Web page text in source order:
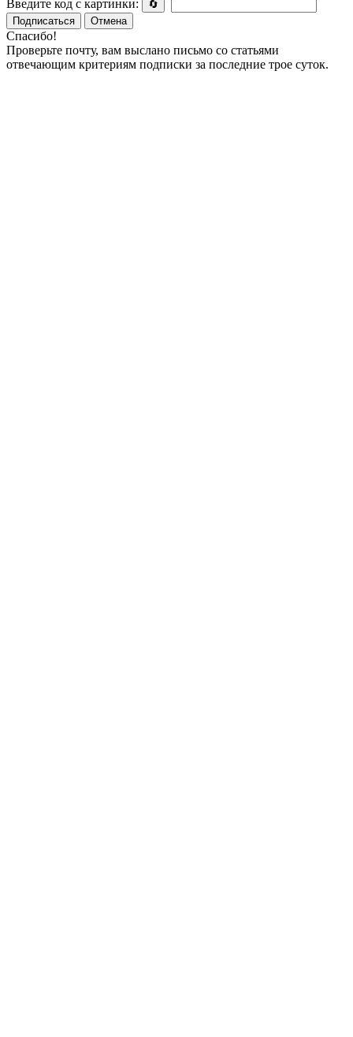
Введите код с картинки:
🔄
Подписаться
Отмена
Спасибо!
Проверьте почту, вам выслано письмо со статьями
отвечающим критериям подписки за последние трое суток.